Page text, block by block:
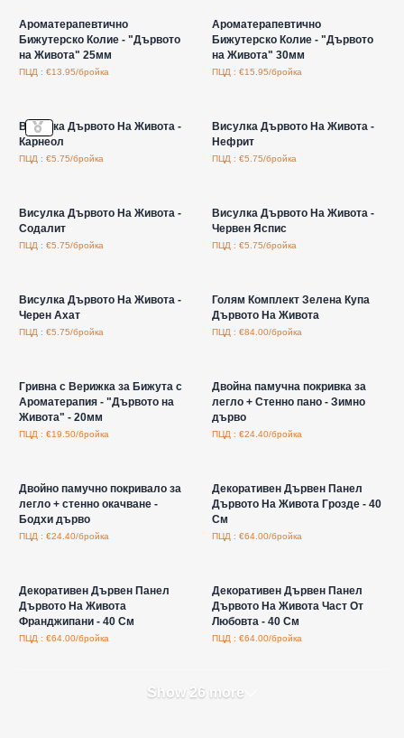
Ароматерапевтично
Бижутерско Колие - "Дървото
на Живота" 25мм
ПЦД : €13.95/бройка
Ароматерапевтично
Бижутерско Колие - "Дървото
на Живота" 30мм
ПЦД : €15.95/бройка
Висулка Дървото На Живота -
Карнеол
ПЦД : €5.75/бройка
Висулка Дървото На Живота -
Нефрит
ПЦД : €5.75/бройка
Висулка Дървото На Живота -
Содалит
ПЦД : €5.75/бройка
Висулка Дървото На Живота -
Червен Яспис
ПЦД : €5.75/бройка
Висулка Дървото На Живота -
Черен Ахат
ПЦД : €5.75/бройка
Голям Комплект Зелена Купа
Дървото На Живота
ПЦД : €84.00/бройка
Гривна с Верижка за Бижута с
Ароматерапия - "Дървото на
Живота" - 20мм
ПЦД : €19.50/бройка
Двойна памучна покривка за
легло + Стенно пано - Зимно
дърво
ПЦД : €24.40/бройка
Двойно памучно покривало за
легло + стенно окачване -
Бодхи дърво
ПЦД : €24.40/бройка
Декоративен Дървен Панел
Дървото На Живота Грозде - 40
См
ПЦД : €64.00/бройка
Декоративен Дървен Панел
Дървото На Живота
Франджипани - 40 См
ПЦД : €64.00/бройка
Декоративен Дървен Панел
Дървото На Живота Част От
Любовта - 40 См
ПЦД : €64.00/бройка
Show 26 more